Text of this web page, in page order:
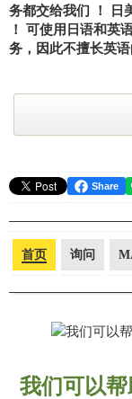
务都交给我们 ！ 日
！ 可使用日语和英
务，因此不擅长英
Share
首页 询问
我们可以